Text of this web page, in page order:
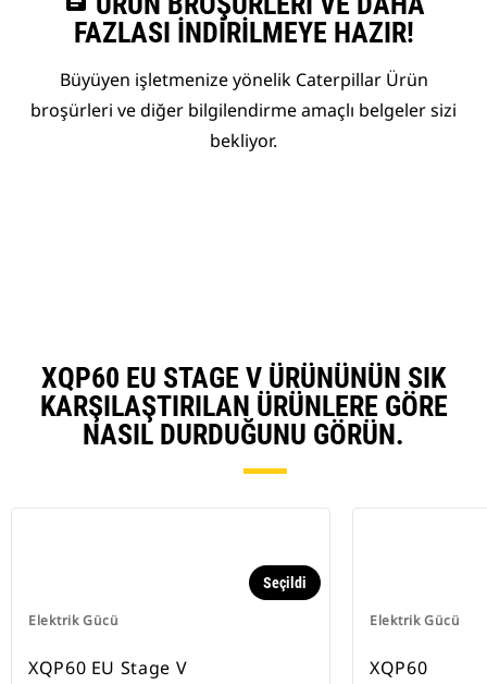
FAZLASI İNDIRILMEYE HAZIR!
Büyüyen işletmenize yönelik Caterpillar Ürün
broşürleri ve diğer bilgilendirme amaçlı belgeler sizi
bekliyor.
XQP60 EU STAGE V ÜRÜNÜNÜN SIK
KARŞILAŞTIRILAN ÜRÜNLERE GÖRE
NASIL DURDUĞUNU GÖRÜN.
Elektrik Gücü
Seçildi
XQP60 EU Stage V
Elektrik Gücü
XQP60